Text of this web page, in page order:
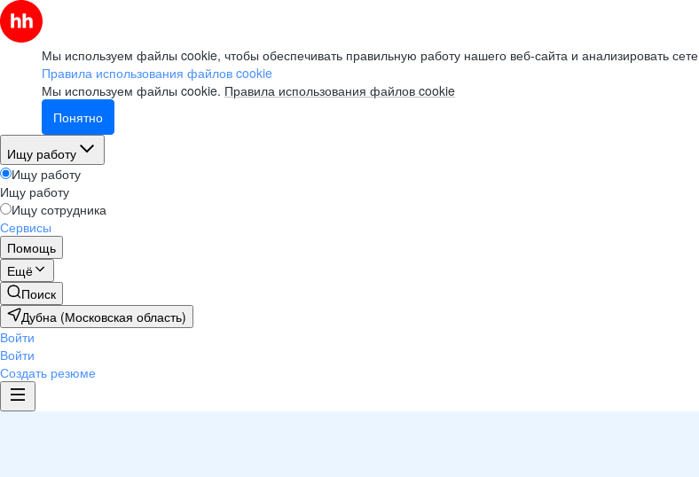
Мы используем файлы cookie, чтобы обеспечивать правильную работу нашего веб-сайта и анализировать
Правила использования файлов cookie
Мы используем файлы cookie. Правила использования файлов cookie
Понятно
Ищу работу
Ищу работу
Ищу работу
Ищу сотрудника
Сервисы
Помощь
Ещё
Поиск
Дубна (Московская область)
Войти
Войти
Создать резюме